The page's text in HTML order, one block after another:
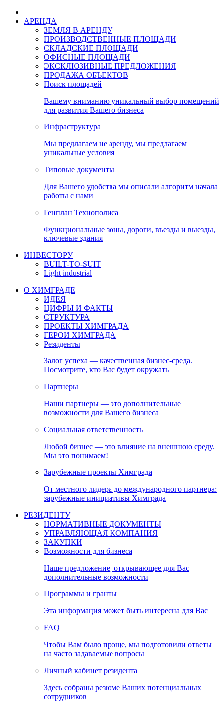
АРЕНДА
ЗЕМЛЯ В АРЕНДУ
ПРОИЗВОДСТВЕННЫЕ ПЛОЩАДИ
СКЛАДСКИЕ ПЛОЩАДИ
ОФИСНЫЕ ПЛОЩАДИ
ЭКСКЛЮЗИВНЫЕ ПРЕДЛОЖЕНИЯ
ПРОДАЖА ОБЪЕКТОВ
Поиск площадей
Вашему вниманию уникальный выбор помещений
для развития Вашего бизнеса
Инфраструктура
Мы предлагаем не аренду, мы предлагаем
уникальные условия
Типовые документы
Для Вашего удобства мы описали алгоритм начала
работы с нами
Генплан Технополиса
Функциональные зоны, дороги, въезды и выезды,
ключевые здания
ИНВЕСТОРУ
BUILT-TO-SUIT
Light industrial
О ХИМГРАДЕ
ИДЕЯ
ЦИФРЫ И ФАКТЫ
СТРУКТУРА
ПРОЕКТЫ ХИМГРАДА
ГЕРОИ ХИМГРАДА
Резиденты
Залог успеха — качественная бизнес-среда.
Посмотрите, кто Вас будет окружать
Партнеры
Наши партнеры — это дополнительные
возможности для Вашего бизнеса
Социальная ответственность
Любой бизнес — это влияние на внешнюю среду.
Мы это понимаем!
Зарубежные проекты Химграда
От местного лидера до международного партнера:
зарубежные инициативы Химграда
РЕЗИДЕНТУ
НОРМАТИВНЫЕ ДОКУМЕНТЫ
УПРАВЛЯЮЩАЯ КОМПАНИЯ
ЗАКУПКИ
Возможности для бизнеса
Наше предложение, открывающее для Вас
дополнительные возможности
Программы и гранты
Эта информация может быть интересна для Вас
FAQ
Чтобы Вам было проще, мы подготовили ответы
на часто задаваемые вопросы
Личный кабинет резидента
Здесь собраны резюме Ваших потенциальных
сотрудников